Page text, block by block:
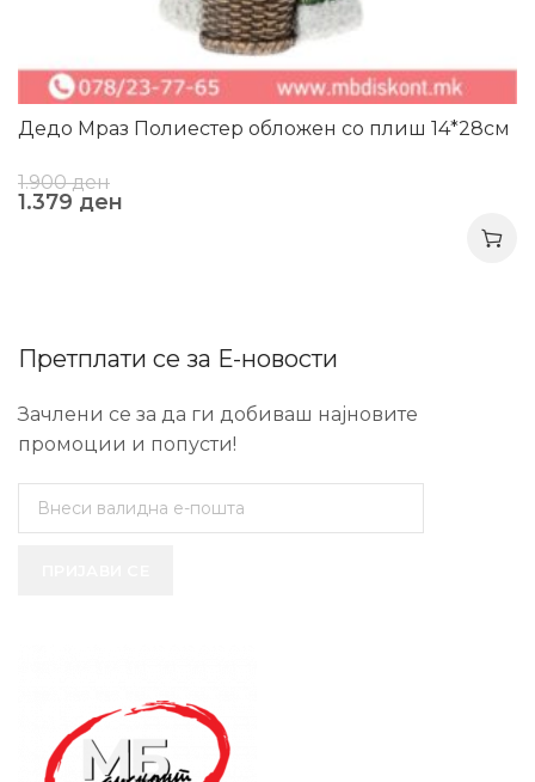
Дедо Мраз Полиестер обложен со плиш 14*28см
1.900ден
1.379 ден
Претплати се за Е-новости
Зачлени се за да ги добиваш најновите
промоции и попусти!